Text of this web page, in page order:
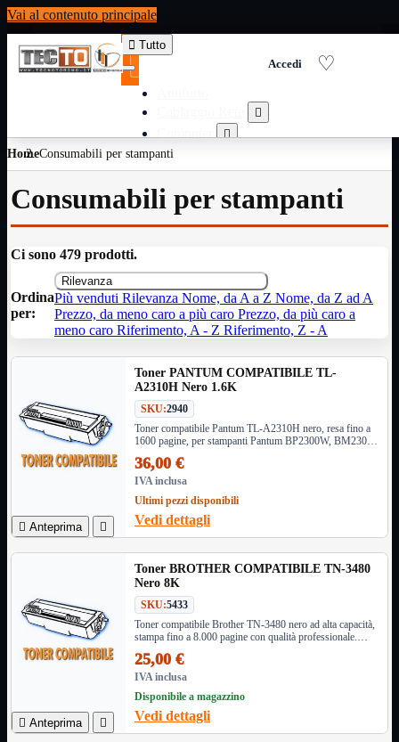
Vai al contenuto principale
 Tutto


Consumabili per stampanti
Domotica
Elettricita 
Informatica
Servizi 
Telefoni 
DomoticaMostra tutti i prodotti
ZigBee
InformaticaMostra tutti i prodotti
Accessori 
Adattatore
Alimentatori
Assemblaggio
Audio
Bay
Box Esterni
Cabinet
Cavi
Contenitori 
Dissipatori
Hard Disk 
Laboratorio
MainBoard 
HomeConsumabili per stampanti
Consumabili per stampanti
Ci sono 479 prodotti.
Ordina
per:
Rilevanza
Più venduti Rilevanza Nome, da A a Z Nome, da Z ad A
Prezzo, da meno caro a più caro Prezzo, da più caro a
meno caro Riferimento, A - Z Riferimento, Z - A
 Anteprima 
Toner PANTUM COMPATIBILE TL-
A2310H Nero 1.6K
SKU:2940
Toner compatibile Pantum TL-A2310H nero, resa fino a
1600 pagine, per stampanti Pantum BP2300W, BM2300
36,00 €
IVA inclusa
Ultimi pezzi disponibili
Vedi dettagli
 Anteprima 
Toner BROTHER COMPATIBILE TN-3480
Nero 8K
SKU:5433
Toner compatibile Brother TN-3480 nero ad alta capacità,
stampa fino a 8.000 pagine con qualità professionale.
25,00 €
IVA inclusa
Disponibile a magazzino
Vedi dettagli